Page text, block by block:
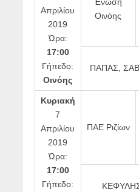
Απριλίου
2019
Ώρα:
17:00
Γήπεδο:
Οινόης
Οινόης
ΠΑΠΑΣ,
Κυριακή
7
Απριλίου
2019
Ώρα:
17:00
Γήπεδο:
ΠΑΕ Ριζίων